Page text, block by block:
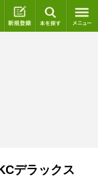
ログイン 新規登録
デラックス